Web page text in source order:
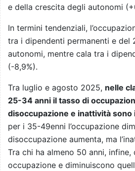
e della crescita degli autonomi
In termini tendenziali,
tra i dipendenti permanenti e del
autonomi, mentre cala tra i
(-8,9%).
Tra luglio e agosto 2025, nelle
25-34 anni il tasso di
disoccupazione e inattività sono
per i 35-49enni l’occupazione
disoccupazione aumenta, ma
Tra chi ha almeno 50 anni,
occupazione e diminuiscono